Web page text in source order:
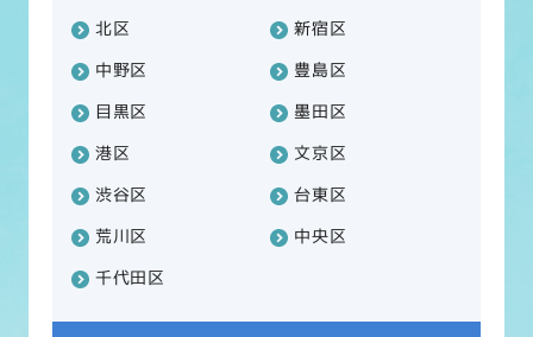
北区
新宿区
中野区
豊島区
目黒区
墨田区
港区
文京区
渋谷区
台東区
荒川区
中央区
千代田区